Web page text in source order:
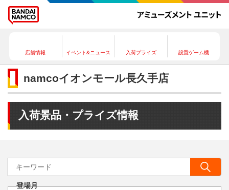
店舗情報 イベント&ニュース 入荷プライズ 設置ゲーム機
namcoイオンモール長久手店
入荷景品・プライズ情報
登場月